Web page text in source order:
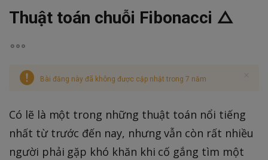
Thuật toán chuỗi Fibonacci △
Bài đăng này đã không được cập nhật trong 7 năm
Có lẽ là một trong những thuật toán nổi tiếng
nhất từ trước đến nay, nhưng vẫn còn rất nhiều
người phải gặp khó khăn khi cố gắng tìm một